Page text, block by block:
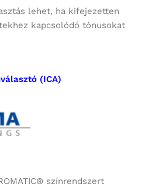
lehet, ha kifejezetten
kapcsolódó tónusokat
(ICA)
színrendszert